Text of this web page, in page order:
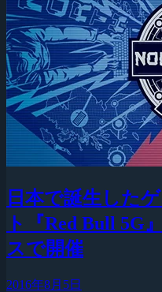
日本で誕生した
ト『Red Bull 5G
スで開催
2016年8月5日